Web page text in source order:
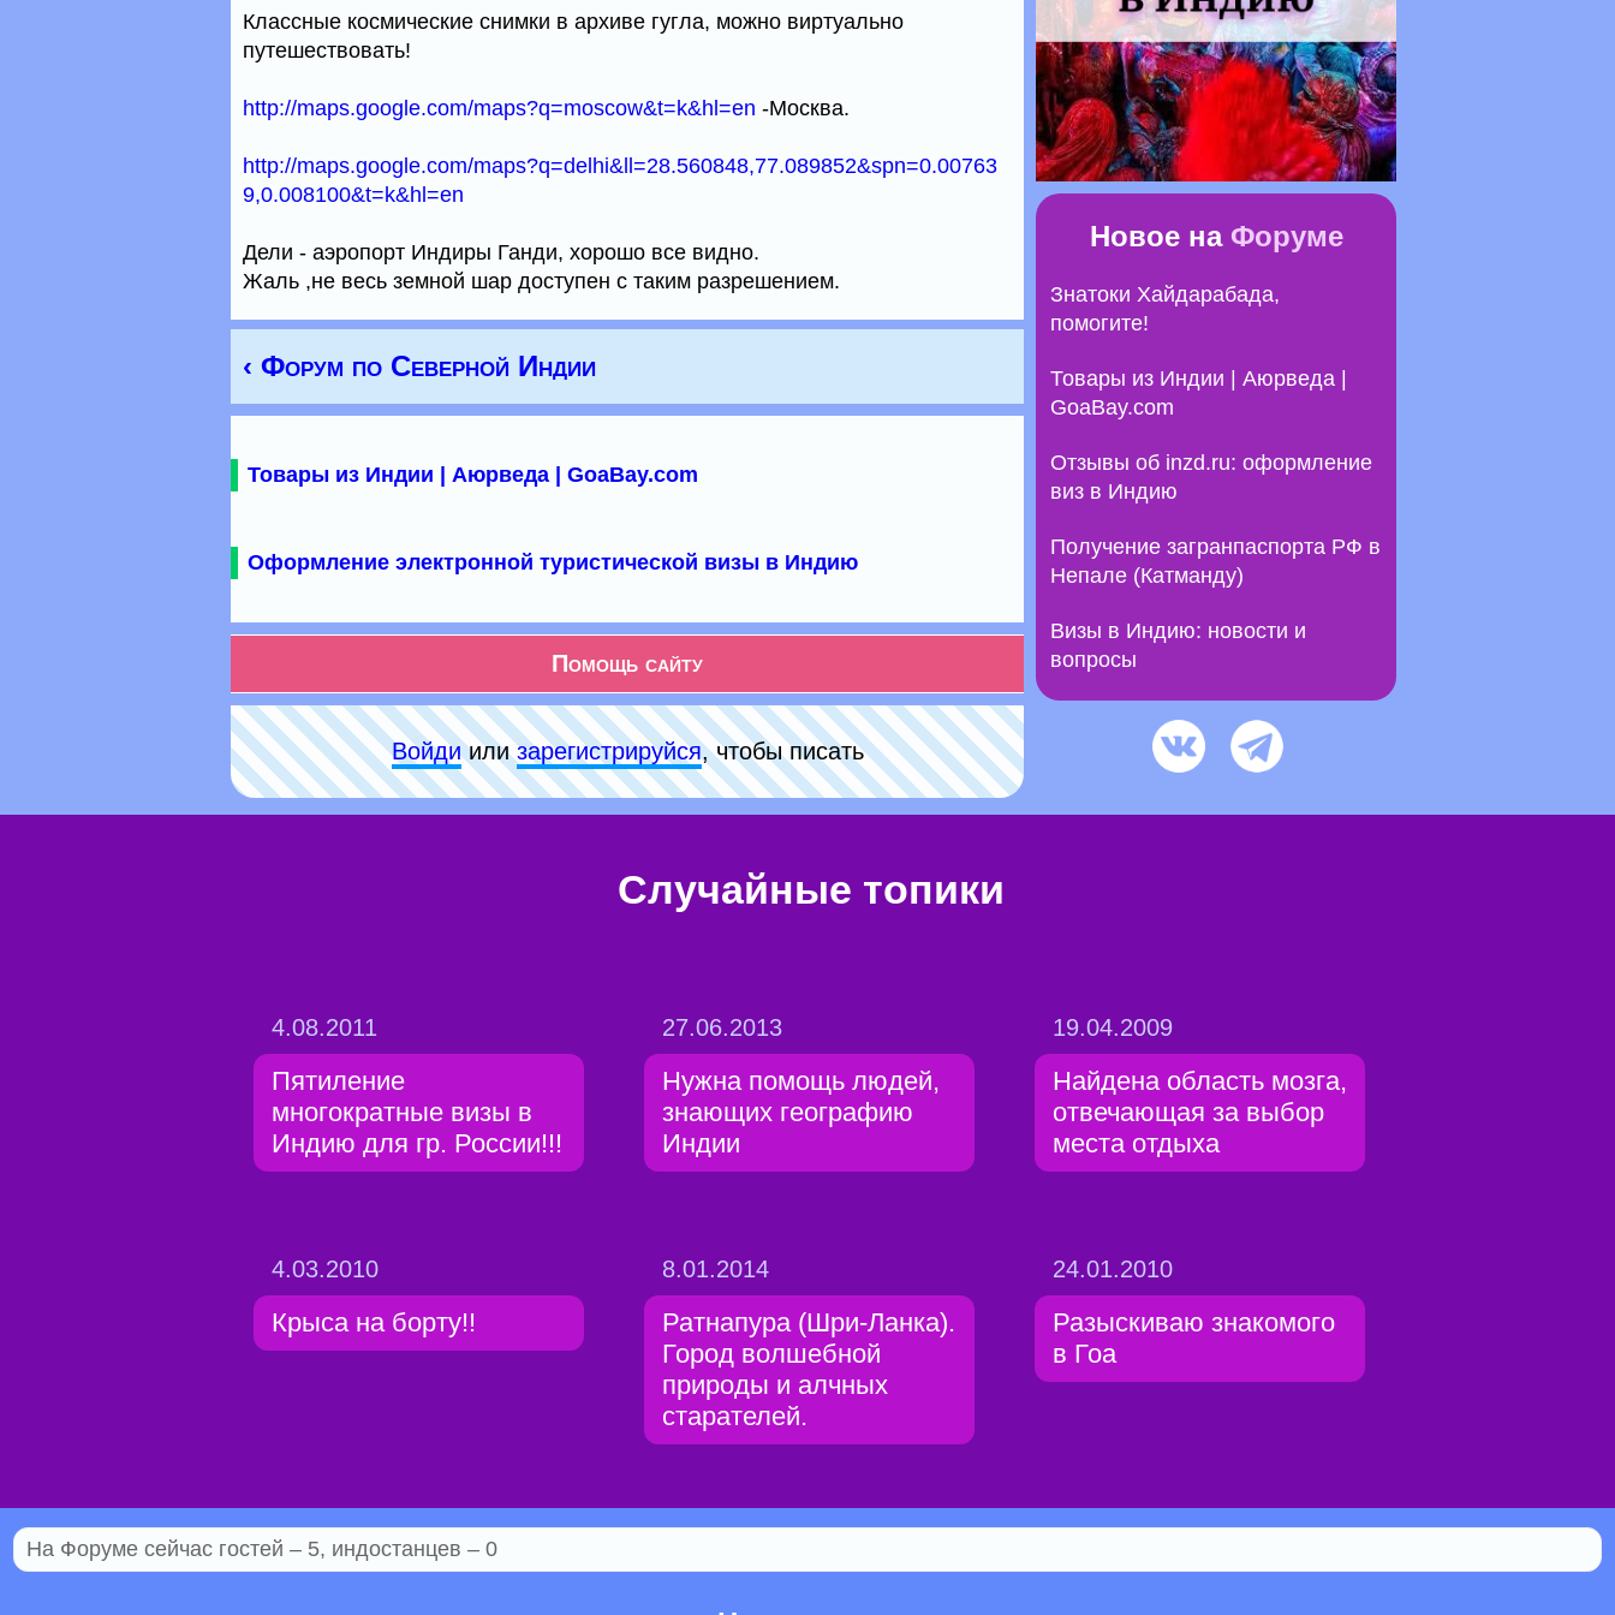
Классные космические снимки в архиве гугла, можно виртуально
путешествовать!
http://maps.google.com/maps?q=moscow&t=k&hl=en -Москва.
http://maps.google.com/maps?q=delhi&ll=28.560848,77.089852&spn=0.00763
9,0.008100&t=k&hl=en
Дели - аэропорт Индиры Ганди, хорошо все видно.
Жаль ,не весь земной шар доступен с таким разрешением.
‹ Форум по Северной Индии
Товары из Индии | Аюрведа | GoaBay.com
Оформление электронной туристической визы в Индию
Помощь сайту
Войдиилизарeгиcтpируйся, чтобы писать
Новое на Форуме
Знатоки Хайдарабада,
помогите!
Товары из Индии | Аюрведа |
GoaBay.com
Отзывы об inzd.ru: оформление
виз в Индию
Получение загранпаспорта РФ в
Непале (Катманду)
Визы в Индию: новости и
вопросы
Случайные топики
4.08.2011
Пятиление
многократные визы в
Индию для гр. России!!!
27.06.2013
Нужна помощь людей,
знающих географию
Индии
19.04.2009
Найдена область мозга,
отвечающая за выбор
места отдыха
4.03.2010
Крыса на борту!!
8.01.2014
Ратнапура (Шри-Ланка).
Город волшебной
природы и алчных
старателей.
24.01.2010
Разыскиваю знакомого
в Гоа
На Форуме сейчас гостей – 5, индостанцев – 0